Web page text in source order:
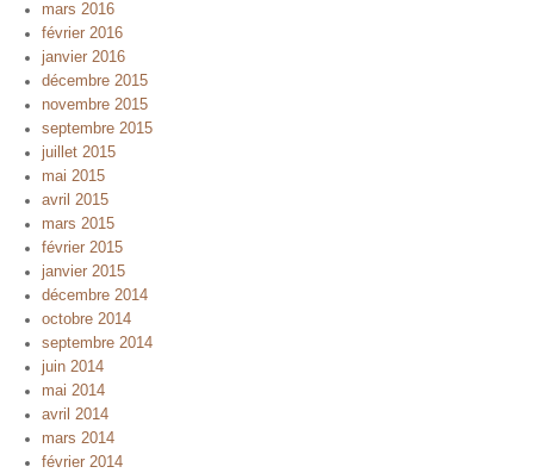
mars 2016
février 2016
janvier 2016
décembre 2015
novembre 2015
septembre 2015
juillet 2015
mai 2015
avril 2015
mars 2015
février 2015
janvier 2015
décembre 2014
octobre 2014
septembre 2014
juin 2014
mai 2014
avril 2014
mars 2014
février 2014